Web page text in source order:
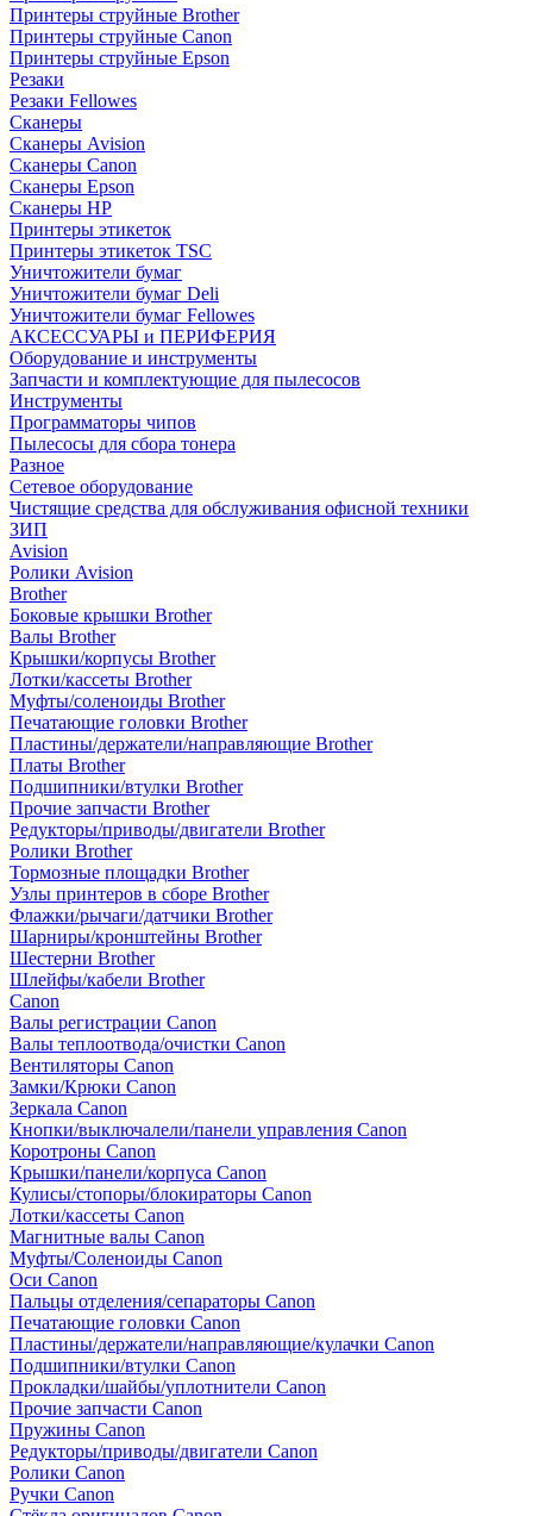
Принтеры струйные Brother
Принтеры струйные Canon
Принтеры струйные Epson
Резаки
Резаки Fellowes
Сканеры
Сканеры Avision
Сканеры Canon
Сканеры Epson
Сканеры HP
Принтеры этикеток
Принтеры этикеток TSC
Уничтожители бумаг
Уничтожители бумаг Deli
Уничтожители бумаг Fellowes
АКСЕССУАРЫ и ПЕРИФЕРИЯ
Оборудование и инструменты
Запчасти и комплектующие для пылесосов
Инструменты
Программаторы чипов
Пылесосы для сбора тонера
Разное
Сетевое оборудование
Чистящие средства для обслуживания офисной техники
ЗИП
Avision
Ролики Avision
Brother
Боковые крышки Brother
Валы Brother
Крышки/корпусы Brother
Лотки/кассеты Brother
Муфты/соленоиды Brother
Печатающие головки Brother
Пластины/держатели/направляющие Brother
Платы Brother
Подшипники/втулки Brother
Прочие запчасти Brother
Редукторы/приводы/двигатели Brother
Ролики Brother
Тормозные площадки Brother
Узлы принтеров в сборе Brother
Флажки/рычаги/датчики Brother
Шарниры/кронштейны Brother
Шестерни Brother
Шлейфы/кабели Brother
Canon
Валы регистрации Canon
Валы теплоотвода/очистки Canon
Вентиляторы Canon
Замки/Крюки Canon
Зеркала Canon
Кнопки/выключалели/панели управления Canon
Коротроны Canon
Крышки/панели/корпуса Canon
Кулисы/стопоры/блокираторы Canon
Лотки/кассеты Canon
Магнитные валы Canon
Муфты/Соленоиды Canon
Оси Canon
Пальцы отделения/сепараторы Canon
Печатающие головки Canon
Пластины/держатели/направляющие/кулачки Canon
Подшипники/втулки Canon
Прокладки/шайбы/уплотнители Canon
Прочие запчасти Canon
Пружины Canon
Редукторы/приводы/двигатели Canon
Ролики Canon
Ручки Canon